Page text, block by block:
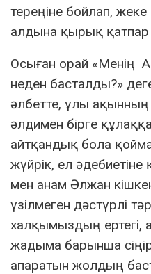
тереңіне бойлап,
алдына қырық
Осыған орай «Менің
неден басталды?»
әлбетте, ұлы ақынның
әлдимен бірге
айтқандық бола
жүйрік, ел
мен анам Әлжан
үзілмеген дәстүрлі
халқымыздың ертегі,
жадыма барынша
апаратын жолдың